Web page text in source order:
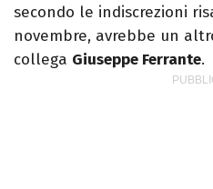
secondo le indiscrezioni
novembre, avrebbe un
collega Giuseppe Ferrante.